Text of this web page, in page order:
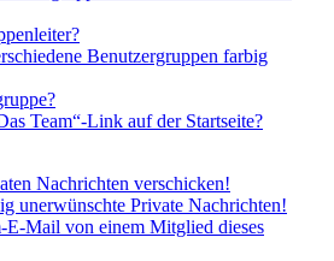
Benutzergruppen farbig
Team“-Link auf der Startseite?
Nachrichten verschicken!
unerwünschte Private Nachrichten!
E-Mail von einem Mitglied dieses